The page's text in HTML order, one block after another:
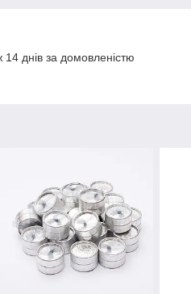
днів за домовленістю